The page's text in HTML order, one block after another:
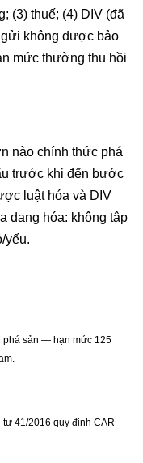
(3) thuế; (4) DIV (đã
không được bảo
mức thường thu hồi
nào chính thức phá
trước khi đến bước
luật hóa và DIV
dạng hóa: không tập
yếu.
phá sản — hạn mức 125
tư 41/2016 quy định CAR